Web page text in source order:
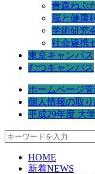
青森ねぶ
脳と健康
学術研究
社会連携
東京キャンパス
むつキャンパス
ホームページ
個人情報の取
平成29年度 大
HOME
新着NEWS